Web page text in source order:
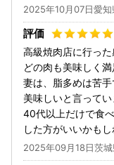
2025年10月07日愛知
高級焼肉店に行った
どの肉も美味しく満
妻は、脂多めは苦
美味しいと言って
40代以上だけで食
した方がいいかも
2025年09月18日茨城